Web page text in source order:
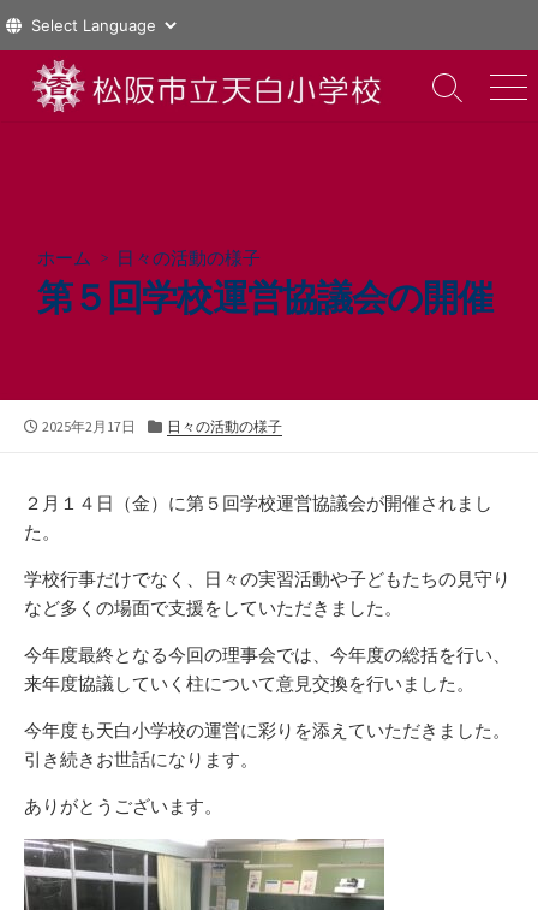
検
メ
ホーム > 日々の活動の様子
第５回学校運営協議会の開催
公
2025年2月17日
カ
リ
ー
日々の活動の様子
２月１４日（金）に第５回学校運営協議会が開催されまし
た。
学校行事だけでなく、日々の実習活動や子どもたちの見守り
など多くの場面で支援をしていただきました。
今年度最終となる今回の理事会では、今年度の総括を行い、
来年度協議していく柱について意見交換を行いました。
今年度も天白小学校の運営に彩りを添えていただきました。
引き続きお世話になります。
ありがとうございます。